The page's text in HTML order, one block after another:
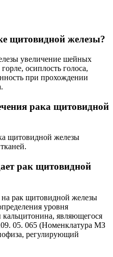
щитовидной железы?
увеличение шейных
осиплость голоса,
при прохождении
рака щитовидной
щитовидной железы
рак щитовидной
рак щитовидной железы
уровня
являющегося
05. 065 (Номенклатура МЗ
регулирующий